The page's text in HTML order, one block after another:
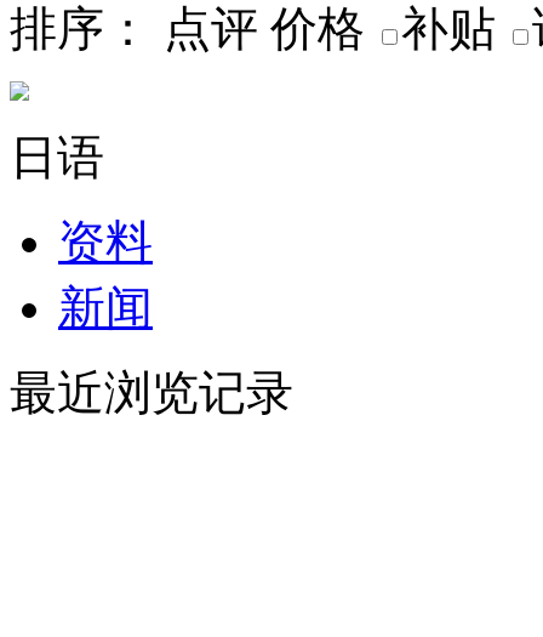
排序：
点评 价格 补贴
日语
资料
新闻
最近浏览记录